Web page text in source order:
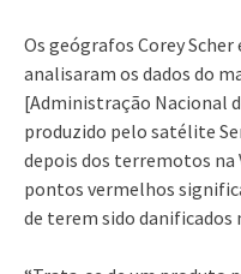
Os geógrafos Corey Scher
analisaram os dados do
[Administração Nacional
produzido pelo satélite
depois dos terremotos na
pontos vermelhos
de terem sido danificados